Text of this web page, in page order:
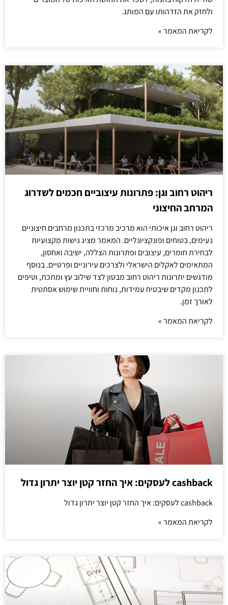
ולחזק את הזדהותו עם המותג.
לקריאת המאמר »
ריהוט רחוב וגן: פתרונות עיצוביים חכמים לשדרוג
המרחב החיצוני
ריהוט רחוב וגן איכותי הוא מרכיב מרכזי בתכנון מרחבים חיצוניים
נעימים, בטוחים ופונקציונליים. המאמר מציג גישות מקצועיות
לבחירת חומרים, עיצובים ופתרונות הצללה, ישיבה ואחסון,
המתאימים לאקלים הישראלי ולצרכים עירוניים ופרטיים. בנוסף
מודגשים יתרונות ריהוט רחוב מבטון לצד שילוב עץ ומתכת, וטיפים
לתכנון מקדים שיבטיח עמידות, נוחות וחוויית שימוש אסתטית
לאורך זמן.
לקריאת המאמר »
cashback לעסקים: איך החזר קטן יוצר יתרון גדול
cashback לעסקים: איך החזר קטן יוצר יתרון גדול
לקריאת המאמר »